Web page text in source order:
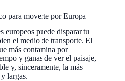
para moverte por Europa
europeos puede disparar tu
el medio de transporte. El
más contamina por
y ganas de ver el paisaje,
y, sinceramente, la más
largas.